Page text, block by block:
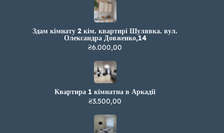
Здам кімнату 2 кім. квартирі Шулявка. вул.
Олександра Довженко,14
₴6.000,00
Квартира 1 кімнатна в Аркадії
₴3.500,00